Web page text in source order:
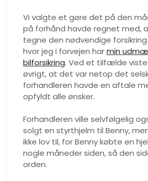
Vi valgte et gøre det på den
på forhånd havde regnet med,
tegne den nødvendige
hvor jeg i forvejen harmin
bilforsikring. Ved et tilfælde
øvrigt, at det var netop det
forhandleren havde en aftale
opfyldt alle ønsker.
Forhandleren ville selvfølgelig
solgt en styrthjelm til Benny,
ikke lov til, for Benny købte en
nogle måneder siden, så den
orden.